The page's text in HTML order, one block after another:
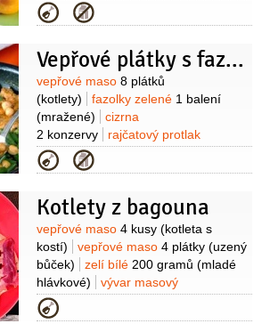
kadeřavá/kudrnka
nasekaná)
sůl olej2 lžíce
jíška
Kategorie
Vepřové plátky s fazolkami a cizrnou
Suroviny
vepřové maso 8 plátků
(kotlety)
fazolky zelené 1 balení
(mražené)
cizrna
2 konzervy
rajčatový protlak
2 lžíce
česnek
olivový4 lžíce
mouka pšeničná
Kategorie
Kotlety z bagouna
Suroviny
vepřové maso 4 kusy (kotleta s
kostí)
vepřové maso 4 plátky (uzený
bůček)
zelí bílé 200 gramů (mladé
hlávkové)
vývar masový
1,5 decilitru
(10°)
cibulka lahůdková
Kategorie